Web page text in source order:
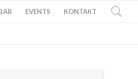
EVENTS KONTAKT